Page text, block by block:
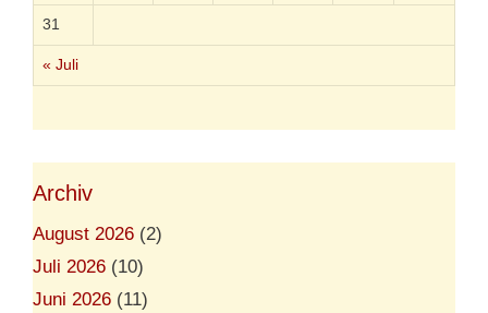
a
n
t
e
m
e
d
i
n
« Juli
31
Archiv
August 2026 (2)
Juli 2026 (10)
Juni 2026 (11)